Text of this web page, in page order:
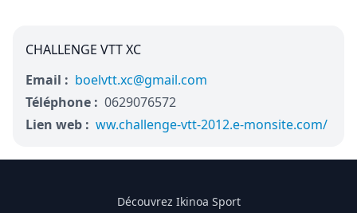
CHALLENGE VTT XC
Email : boelvtt.xc@gmail.com
Téléphone : 0629076572
Lien web : ww.challenge-vtt-2012.e-monsite.com/
Découvrez Ikinoa Sport